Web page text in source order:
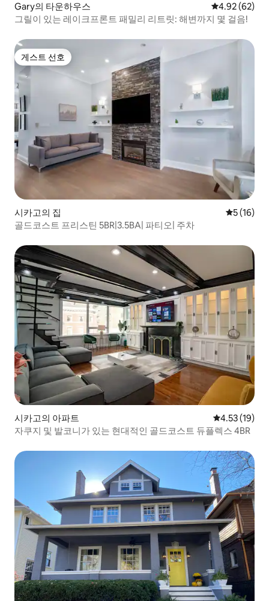
Gary의 타운하우스 평점 4.92점(5
4.92 (62)
그릴이 있는 레이크프론트 패밀리 리트릿: 해변까지 몇 걸음!
게스트 선호
게스트 선호
시카고의 집 평점 5점
5 (16)
골드코스트 프리스틴 5BR|3.5BA| 파티오| 주차
시카고의 아파트 평점 4.53점
4.53 (19)
자쿠지 및 발코니가 있는 현대적인 골드코스트 듀플렉스 4BR